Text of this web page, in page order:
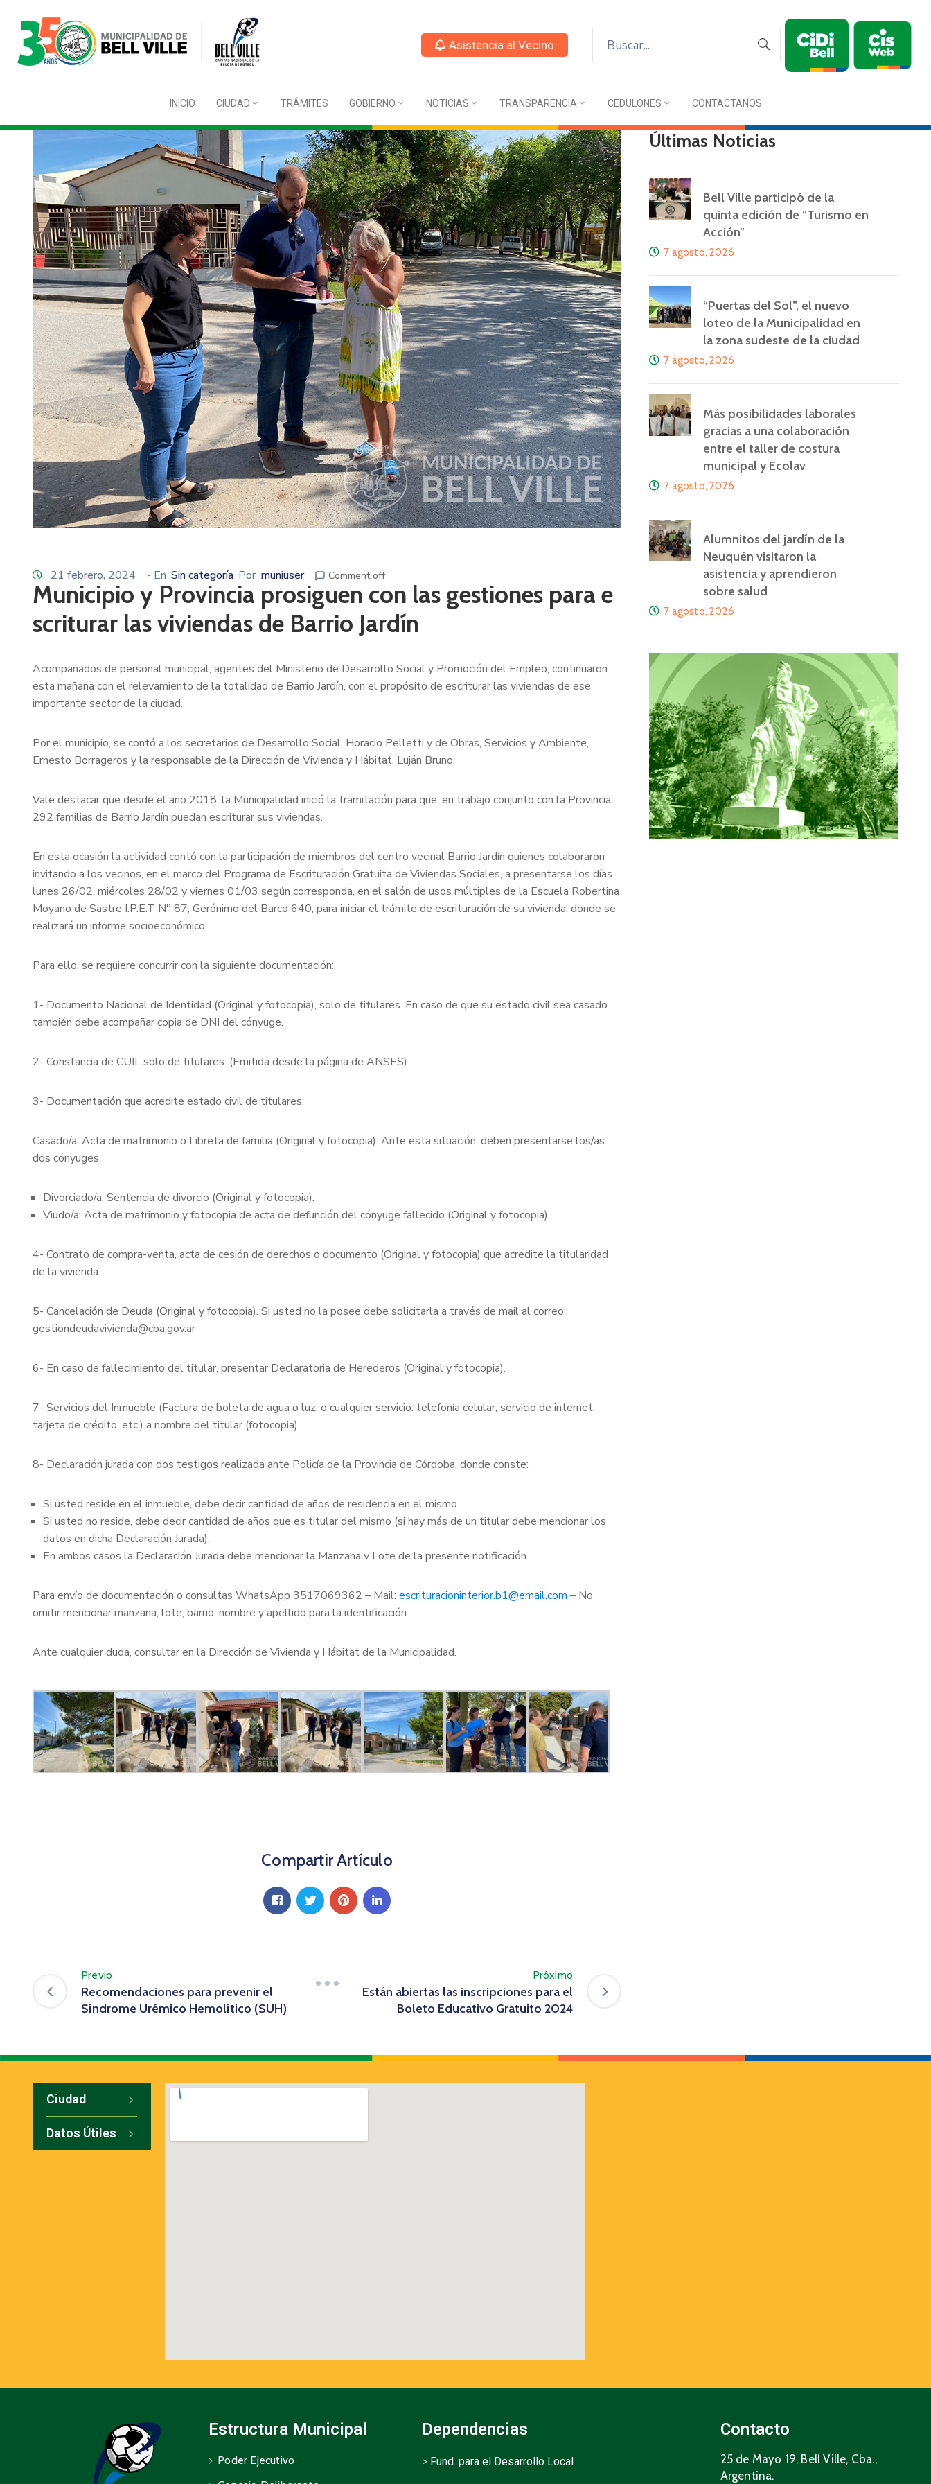
Asistencia al Vecino
INICIO CIUDAD TRÁMITES GOBIERNO NOTICIAS TRANSPARENCIA CEDULONES CONTACTANOS
21 febrero, 2024 - En Sin categoría Por muniuser Comment off
Municipio y Provincia prosiguen con las gestiones para e
scriturar las viviendas de Barrio Jardín
Acompañados de personal municipal, agentes del Ministerio de Desarrollo Social y Promoción del Empleo, continuaron
esta mañana con el relevamiento de la totalidad de Barrio Jardín, con el propósito de escriturar las viviendas de ese
importante sector de la ciudad.
Por el municipio, se contó a los secretarios de Desarrollo Social, Horacio Pelletti y de Obras, Servicios y Ambiente,
Ernesto Borrageros y la responsable de la Dirección de Vivienda y Hábitat, Luján Bruno.
Vale destacar que desde el año 2018, la Municipalidad inició la tramitación para que, en trabajo conjunto con la Provincia,
292 familias de Barrio Jardín puedan escriturar sus viviendas.
En esta ocasión la actividad contó con la participación de miembros del centro vecinal Barrio Jardín quienes colaboraron
invitando a los vecinos, en el marco del Programa de Escrituración Gratuita de Viviendas Sociales, a presentarse los días
lunes 26/02, miércoles 28/02 y viernes 01/03 según corresponda, en el salón de usos múltiples de la Escuela Robertina
Moyano de Sastre I.P.E.T N° 87, Gerónimo del Barco 640, para iniciar el trámite de escrituración de su vivienda, donde se
realizará un informe socioeconómico.
Para ello, se requiere concurrir con la siguiente documentación:
1- Documento Nacional de Identidad (Original y fotocopia), solo de titulares. En caso de que su estado civil sea casado
también debe acompañar copia de DNI del cónyuge.
2- Constancia de CUIL solo de titulares. (Emitida desde la página de ANSES).
3- Documentación que acredite estado civil de titulares:
Casado/a: Acta de matrimonio o Libreta de familia (Original y fotocopia). Ante esta situación, deben presentarse los/as
dos cónyuges.
Divorciado/a: Sentencia de divorcio (Original y fotocopia).
Viudo/a: Acta de matrimonio y fotocopia de acta de defunción del cónyuge fallecido (Original y fotocopia).
4- Contrato de compra-venta, acta de cesión de derechos o documento (Original y fotocopia) que acredite la titularidad
de la vivienda.
5- Cancelación de Deuda (Original y fotocopia). Si usted no la posee debe solicitarla a través de mail al correo:
gestiondeudavivienda@cba.gov.ar
6- En caso de fallecimiento del titular, presentar Declaratoria de Herederos (Original y fotocopia).
7- Servicios del Inmueble (Factura de boleta de agua o luz, o cualquier servicio: telefonía celular, servicio de internet,
tarjeta de crédito, etc.) a nombre del titular (fotocopia).
8- Declaración jurada con dos testigos realizada ante Policía de la Provincia de Córdoba, donde conste:
Si usted reside en el inmueble, debe decir cantidad de años de residencia en el mismo.
Si usted no reside, debe decir cantidad de años que es titular del mismo (si hay más de un titular debe mencionar los
datos en dicha Declaración Jurada).
En ambos casos la Declaración Jurada debe mencionar la Manzana v Lote de la presente notificación.
Para envío de documentación o consultas WhatsApp 3517069362 – Mail: escrituracioninterior.b1@email.com – No
omitir mencionar manzana, lote, barrio, nombre y apellido para la identificación.
Ante cualquier duda, consultar en la Dirección de Vivienda y Hábitat de la Municipalidad.
Compartir Artículo
Previo
Recomendaciones para prevenir el
Síndrome Urémico Hemolítico (SUH)
Próximo
Están abiertas las inscripciones para el
Boleto Educativo Gratuito 2024
Últimas Noticias
Bell Ville participó de la
quinta edición de “Turismo en
Acción”
7 agosto, 2026
“Puertas del Sol”, el nuevo
loteo de la Municipalidad en
la zona sudeste de la ciudad
7 agosto, 2026
Más posibilidades laborales
gracias a una colaboración
entre el taller de costura
municipal y Ecolav
7 agosto, 2026
Alumnitos del jardín de la
Neuquén visitaron la
asistencia y aprendieron
sobre salud
7 agosto, 2026
Ciudad
Datos Útiles
Estructura Municipal
Poder Ejecutivo
Dependencias
> Fund. para el Desarrollo Local
Contacto
25 de Mayo 19, Bell Ville, Cba.,
Argentina.